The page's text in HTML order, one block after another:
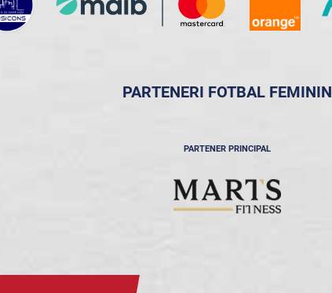
PARTENERI FOTBAL FEMININ
PARTENER PRINCIPAL